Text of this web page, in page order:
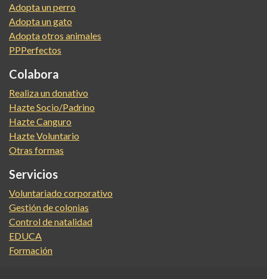
Adopta un perro
Adopta un gato
Adopta otros animales
PPPerfectos
Colabora
Realiza un donativo
Hazte Socio/Padrino
Hazte Canguro
Hazte Voluntario
Otras formas
Servicios
Voluntariado corporativo
Gestión de colonias
Control de natalidad
EDUCA
Formación